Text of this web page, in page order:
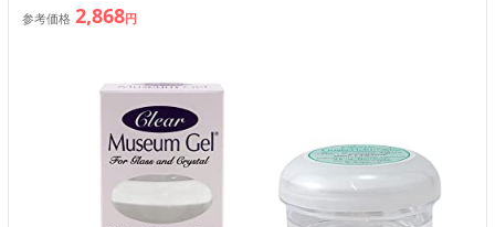
参考価格 2,868円